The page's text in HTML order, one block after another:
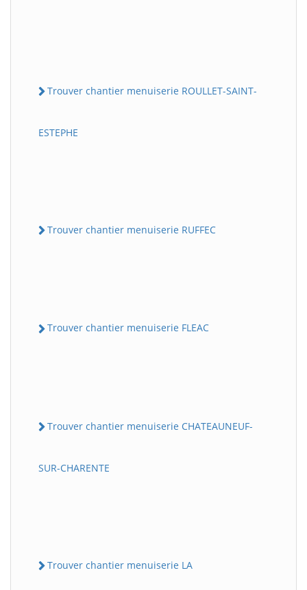
Trouver chantier menuiserie ROULLET-SAINT-
ESTEPHE
Trouver chantier menuiserie RUFFEC
Trouver chantier menuiserie FLEAC
Trouver chantier menuiserie CHATEAUNEUF-
SUR-CHARENTE
Trouver chantier menuiserie LA